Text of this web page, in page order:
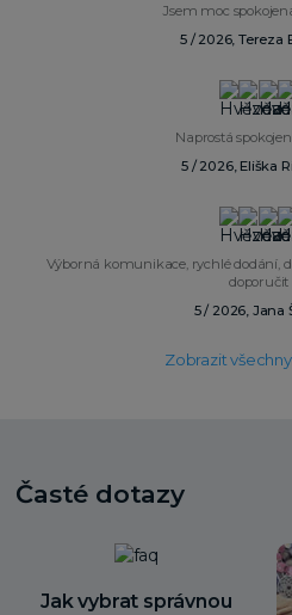
Jsem moc
5 / 2026, Tereza
Naprostá
5 / 2026, Eliška
Výborná komunikace, rychlé dodání,
5 / 2026, Jana
Zobrazit
Časté dotazy
Jak vybrat správnou